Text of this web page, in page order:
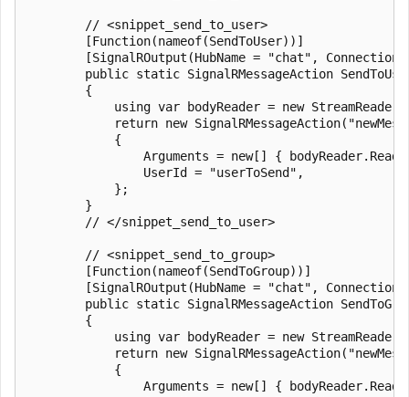
        // <snippet_send_to_user>
        [Function(nameof(SendToUser))]
[SignalROutput(HubName = "chat",
public static SignalRMessageAction
        {
using var bodyReader = new
return new
            {
Arguments = new[] {
                UserId = "userToSend",
            };
        }
        // </snippet_send_to_user>
        // <snippet_send_to_group>
        [Function(nameof(SendToGroup))]
[SignalROutput(HubName = "chat",
public static SignalRMessageAction
        {
using var bodyReader = new
return new
            {
Arguments = new[] {